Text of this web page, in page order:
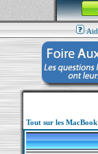
Tout sur les